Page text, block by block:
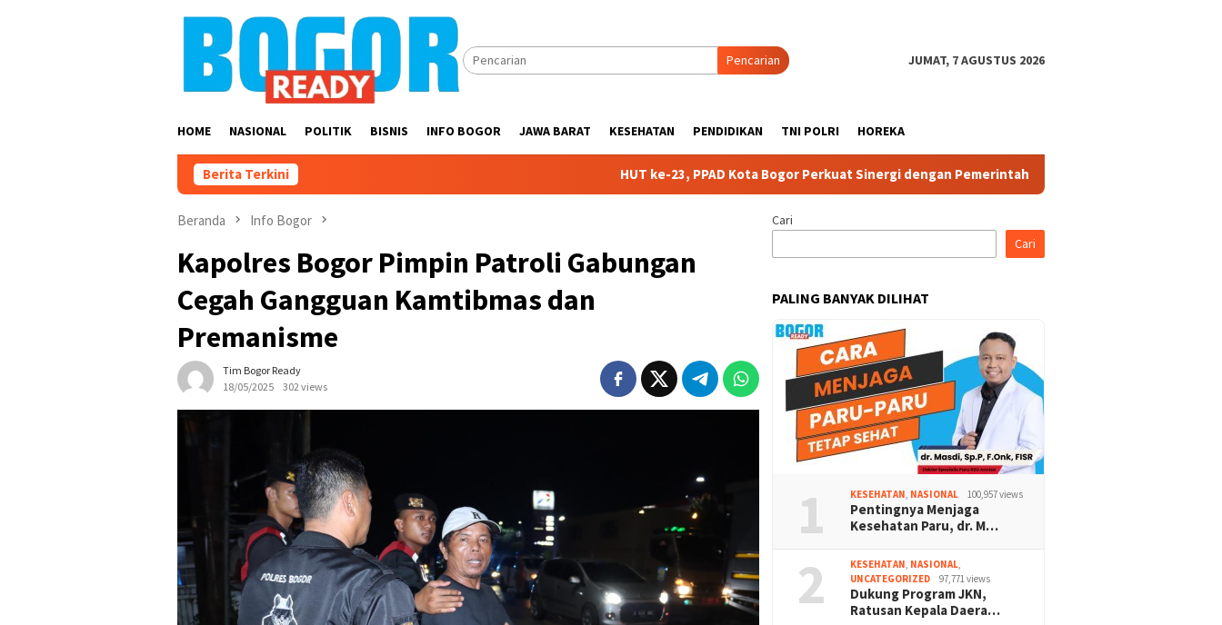
Pencarian JUMAT, 7 AGUSTUS 2026
HOME NASIONAL POLITIK BISNIS INFO BOGOR JAWA BARAT KESEHATAN PENDIDIKAN TNI POLRI HOREKA
Berita Terkini HUT ke-23, PPAD Kota Bogor Perkuat Sinergi dengan Pemerintah dan Komponen Masyarakat
Beranda Info Bogor
Kapolres Bogor Pimpin Patroli Gabungan
Cegah Gangguan Kamtibmas dan
Premanisme
Tim Bogor Ready
18/05/2025
302 views
Cari
Cari
PALING BANYAK DILIHAT
1 KESEHATAN NASIONAL 100,957 views
Pentingnya Menjaga
Kesehatan Paru, dr. M…
2 KESEHATAN NASIONAL
UNCATEGORIZED
97,771 views
Dukung Program JKN,
Ratusan Kepala Daera…